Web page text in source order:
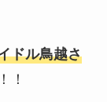
ドル鳥越さ
！